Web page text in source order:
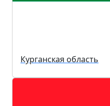
Курганская область